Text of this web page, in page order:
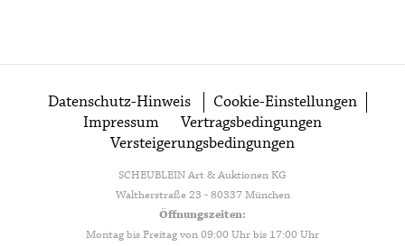
Datenschutz-Hinweis
Cookie-Einstellungen
Impressum
Vertragsbedingungen
Versteigerungsbedingungen
SCHEUBLEIN Art & Auktionen KG
Waltherstraße 23 - 80337 München
Öffnungszeiten:
Montag bis Freitag von 09:00 Uhr bis 17:00 Uhr